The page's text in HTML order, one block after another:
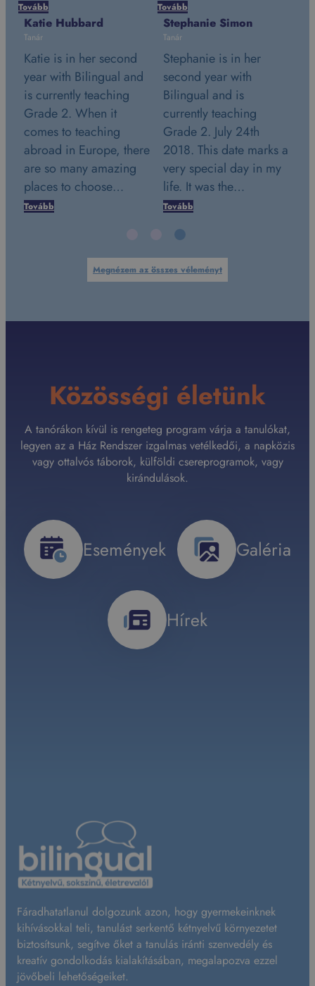
Tovább
Katie Hubbard
Tanár
Katie is in her second
year with Bilingual and
is currently teaching
Grade 2. When it
comes to teaching
abroad in Europe, there
are so many amazing
places to choose…
Tovább
Tovább
Stephanie Simon
Tanár
Stephanie is in her
second year with
Bilingual and is
currently teaching
Grade 2. July 24th
2018. This date marks a
very special day in my
life. It was the…
Tovább
Megnézem az összes véleményt
Közösségi életünk
A tanórákon kívül is rengeteg program várja a tanulókat,
legyen az a Ház Rendszer izgalmas vetélkedői, a napközis
vagy ottalvós táborok, külföldi csereprogramok, vagy
kirándulások.
Események Galéria
Hírek
Fáradhatatlanul dolgozunk azon, hogy gyermekeinknek
kihívásokkal teli, tanulást serkentő kétnyelvű környezetet
biztosítsunk, segítve őket a tanulás iránti szenvedély és
kreatív gondolkodás kialakításában, megalapozva ezzel
jövőbeli lehetőségeiket.